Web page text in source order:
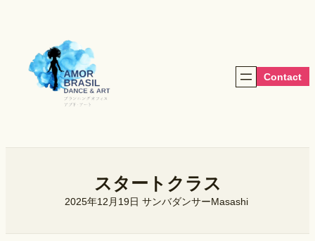
Contact
スタートクラス
2025年12月19日 サンバダンサーMasashi